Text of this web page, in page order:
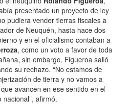
presentado un proyecto de ley
pudiera vender tierras fiscales a
de Neuquén, hasta hace dos
y en el oficialismo contaban a
, como un voto a favor de toda
sin embargo, Figueroa salió
su rechazo. “No estamos de
de tierra y no vamos a
avancen en ese sentido en el
nacional”, afirmó.